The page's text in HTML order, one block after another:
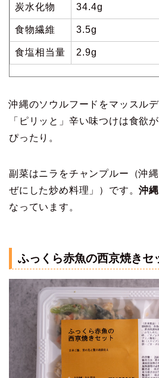
炭水化物 34.4g
食物繊維 3.5g
食塩相当量 2.9g
沖縄のソウルフードをマッスル
「ピリッと」辛い味つけは食欲
ぴったり。
副菜はニラをチャンプルー（沖
ぜにした炒め料理」）です。沖
なっています。
ふっくら赤魚の西京焼きセ